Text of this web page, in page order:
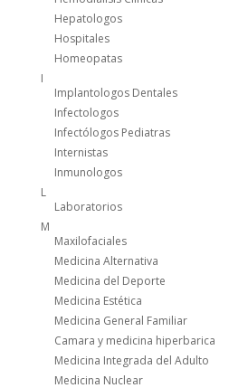
Hepatologos
Hospitales
Homeopatas
I
Implantologos Dentales
Infectologos
Infectólogos Pediatras
Internistas
Inmunologos
L
Laboratorios
M
Maxilofaciales
Medicina Alternativa
Medicina del Deporte
Medicina Estética
Medicina General Familiar
Camara y medicina hiperbarica
Medicina Integrada del Adulto
Medicina Nuclear